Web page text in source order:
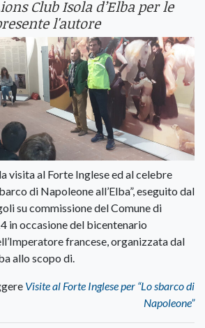
Club Isola d’Elba per le
l'autore
visita al Forte Inglese ed al celebre
di Napoleone all’Elba”, eseguito dal
su commissione del Comune di
in occasione del bicentenario
francese, organizzata dal
allo scopo di.
Visite al Forte Inglese per “Lo sbarco di
Napoleone”